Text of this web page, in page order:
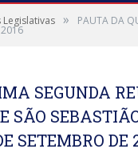
» PAUTA DA
2016
SEGUNDA
SÃO
SETEMBRO DE